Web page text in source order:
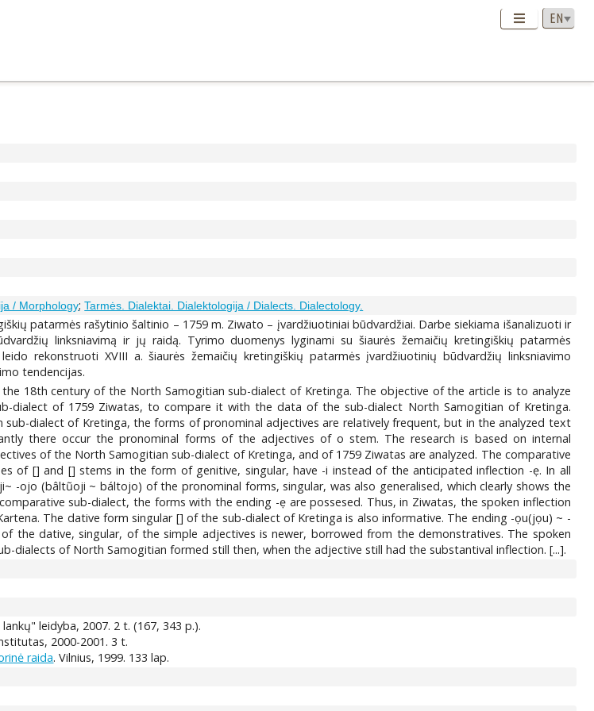
/ Morphology;Tarmės. Dialektai. Dialektologija / Dialects. Dialectology.
patarmės rašytinio šaltinio – 1759 m. Ziwato – įvardžiuotiniai būdvardžiai. Darbe siekiama išanalizuoti ir
linksniavimą ir jų raidą. Tyrimo duomenys lyginami su šiaurės žemaičių kretingiškių patarmės
rekonstruoti XVIII a. šiaurės žemaičių kretingiškių patarmės įvardžiuotinių būdvardžių linksniavimo
tendencijas.
18th century of the North Samogitian sub-dialect of Kretinga. The objective of the article is to analyze
dialect of 1759 Ziwatas, to compare it with the data of the sub-dialect North Samogitian of Kretinga.
dialect of Kretinga, the forms of pronominal adjectives are relatively frequent, but in the analyzed text
there occur the pronominal forms of the adjectives of o stem. The research is based on internal
of the North Samogitian sub-dialect of Kretinga, and of 1759 Ziwatas are analyzed. The comparative
of [] and [] stems in the form of genitive, singular, have -i instead of the anticipated inflection -ẹ. In all
-ojo (bâltũoji ~ báltojo) of the pronominal forms, singular, was also generalised, which clearly shows the
sub-dialect, the forms with the ending -ẹ are possesed. Thus, in Ziwatas, the spoken inflection
The dative form singular [] of the sub-dialect of Kretinga is also informative. The ending -ọu(jọu) ~ -
the dative, singular, of the simple adjectives is newer, borrowed from the demonstratives. The spoken
dialects of North Samogitian formed still then, when the adjective still had the substantival inflection. [...].
leidyba, 2007. 2 t. (167, 343 p.).
2000-2001. 3 t.
raida. Vilnius, 1999. 133 lap.